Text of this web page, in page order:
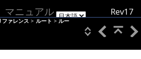
マニュアル Rev17